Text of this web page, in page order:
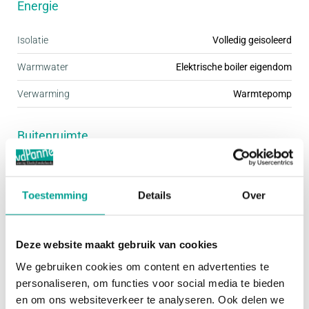
Toestemming Details Over
Deze website maakt gebruik van cookies
We gebruiken cookies om content en advertenties te
personaliseren, om functies voor social media te bieden
en om ons websiteverkeer te analyseren. Ook delen we
een EPC van nul hebben (EPC=0); dat betekent dat
de woningen, onder meer door de aanwezige
zonnepanelen, zeer energiezuinig zijn. Alle
woningen worden “gasloos” gebouwd. Een
toekomst!
Energie
Isolatie Volledig geisoleerd
Warmwater Elektrische boiler eigendom
Verwarming Warmtepomp
Buitenruimte
Achtertuin
Hoofdtuin Achtertuin
Ligging hoofdtuin
Bergruimte